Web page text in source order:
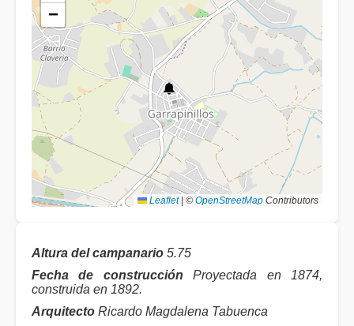
−
Leaflet © OpenStreetMap Contributors
Altura del campanario 5.75
Fecha de construcción Proyectada en 1874,
construida en 1892.
Arquitecto Ricardo Magdalena Tabuenca